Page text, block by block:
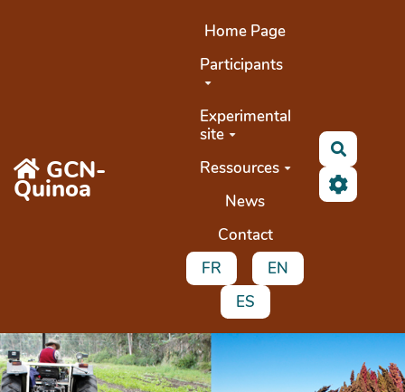
GCN-
Quinoa
Home Page
Participants
Experimental
site
Ressources
News
Contact
FR
EN
ES